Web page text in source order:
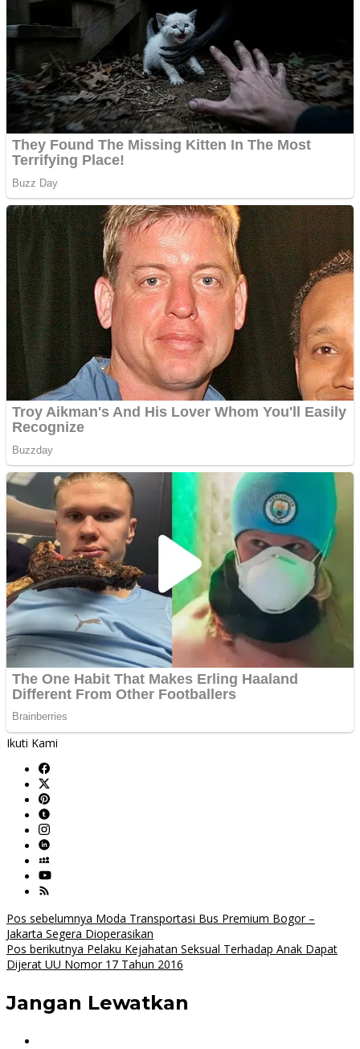
Ikuti Kami
Navigasi
pos
Pos sebelumnya Moda Transportasi Bus Premium Bogor –
Jakarta Segera Dioperasikan
Pos berikutnya Pelaku Kejahatan Seksual Terhadap Anak Dapat
Dijerat UU Nomor 17 Tahun 2016
Jangan Lewatkan